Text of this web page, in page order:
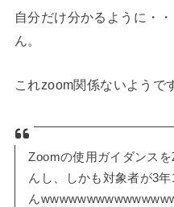
自分だけ分かるように・
ん。
これzoom関係ないようで
Zoomの使用ガイダンス
んし、しかも対象者が3
ん